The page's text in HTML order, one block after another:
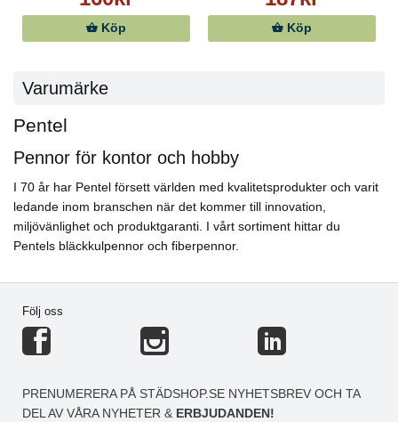
Köp Köp
Varumärke
Pentel
Pennor för kontor och hobby
I 70 år har Pentel försett världen med kvalitetsprodukter och varit
ledande inom branschen när det kommer till innovation,
miljövänlighet och produktgaranti. I vårt sortiment hittar du
Pentels bläckkulpennor och fiberpennor.
Följ oss
PRENUMERERA PÅ STÄDSHOP.SE NYHETSBREV OCH TA
DEL AV VÅRA NYHETER & ERBJUDANDEN!